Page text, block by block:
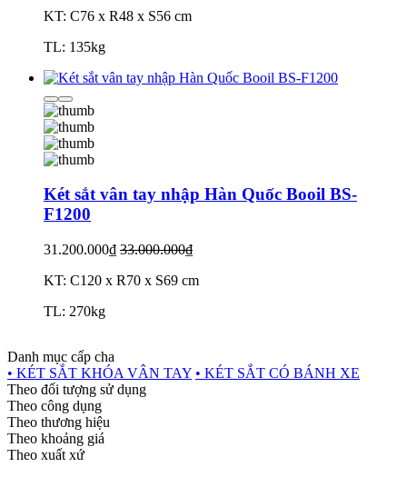
KT: C76 x R48 x S56 cm
TL: 135kg
Két sắt vân tay nhập Hàn Quốc Booil BS-
F1200
31.200.000₫ 33.000.000₫
KT: C120 x R70 x S69 cm
TL: 270kg
Danh mục cấp cha
• KÉT SẮT KHÓA VÂN TAY • KÉT SẮT CÓ BÁNH XE
Theo đối tượng sử dụng
Theo công dụng
Theo thương hiệu
Theo khoảng giá
Theo xuất xứ